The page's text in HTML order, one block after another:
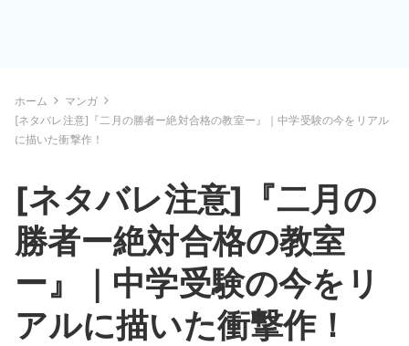
ホーム
マンガ
[ネタバレ注意]『二月の勝者ー絶対合格の教室ー』｜中学受験の今をリアル
に描いた衝撃作！
[ネタバレ注意]『二月の
勝者ー絶対合格の教室
ー』｜中学受験の今をリ
アルに描いた衝撃作！